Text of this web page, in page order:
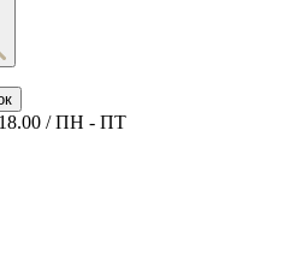
/ ПН - ПТ